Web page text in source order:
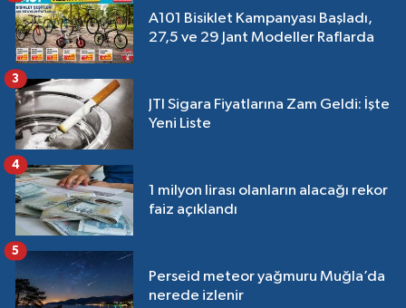
A101 Bisiklet Kampanyası Başladı,
27,5 ve 29 Jant Modeller Raflarda
JTI Sigara Fiyatlarına Zam Geldi: İşte
Yeni Liste
3
1 milyon lirası olanların alacağı rekor
faiz açıklandı
4
Perseid meteor yağmuru Muğla’da
nerede izlenir
5